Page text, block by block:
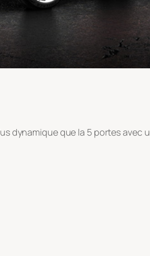
dynamique que la 5 portes